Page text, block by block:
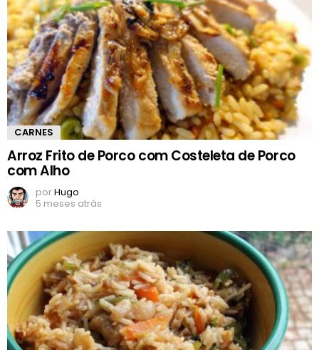
CARNES
Arroz Frito de Porco com Costeleta de Porco
com Alho
porHugo
5 meses atrás